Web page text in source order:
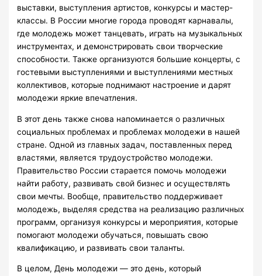
выставки, выступления артистов, конкурсы и мастер-
классы. В России многие города проводят карнавалы,
где молодежь может танцевать, играть на музыкальных
инструментах, и демонстрировать свои творческие
способности. Также организуются большие концерты, с
гостевыми выступлениями и выступлениями местных
коллективов, которые поднимают настроение и дарят
молодежи яркие впечатления.
В этот день также снова напоминается о различных
социальных проблемах и проблемах молодежи в нашей
стране. Одной из главных задач, поставленных перед
властями, является трудоустройство молодежи.
Правительство России старается помочь молодежи
найти работу, развивать свой бизнес и осуществлять
свои мечты. Вообще, правительство поддерживает
молодежь, выделяя средства на реализацию различных
программ, организуя конкурсы и мероприятия, которые
помогают молодежи обучаться, повышать свою
квалификацию, и развивать свои таланты.
В целом, День молодежи — это день, который